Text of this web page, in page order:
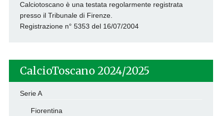
Calciotoscano è una testata regolarmente registrata
presso il Tribunale di Firenze.
Registrazione n° 5353 del 16/07/2004
CalcioToscano 2024/2025
Serie A
Fiorentina